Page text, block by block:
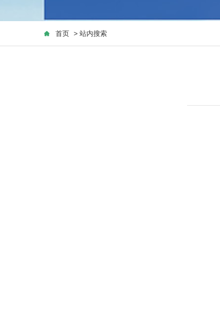
首页 > 站内搜索